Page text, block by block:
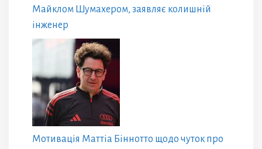
Майклом Шумахером, заявляє колишній
інженер
Мотивація Маттіа Біннотто щодо чуток про